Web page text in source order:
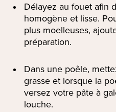
Délayez au fouet afin
homogène et lisse.
plus moelleuses,
préparation.
Dans une poêle,
grasse et lorsque la
versez votre pâte à
louche.